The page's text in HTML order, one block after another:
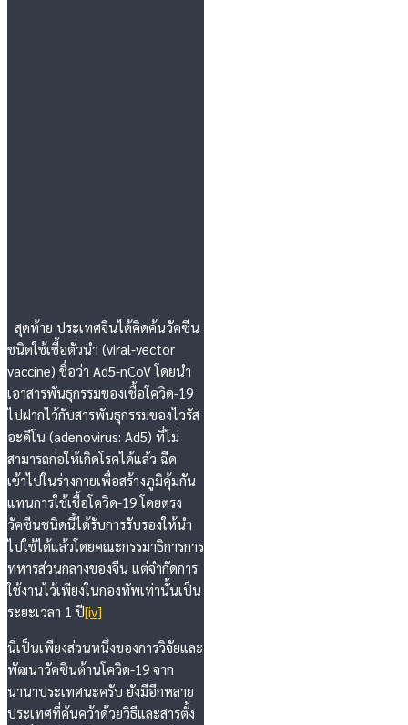
สุดท้าย ประเทศจีนได้คิดค้นวัคซีน
ชนิดใช้เชื้อตัวนำ (viral-vector
vaccine) ชื่อว่า Ad5-nCoV โดยนำ
เอาสารพันธุกรรมของเชื้อโควิด-19
ไปฝากไว้กับสารพันธุกรรมของไวรัส
อะดีโน (adenovirus: Ad5) ที่ไม่
สามารถก่อให้เกิดโรคได้แล้ว ฉีด
เข้าไปในร่างกายเพื่อสร้างภูมิคุ้มกัน
แทนการใช้เชื้อโควิด-19 โดยตรง
วัคซีนชนิดนี้ได้รับการรับรองให้นำ
ไปใช้ได้แล้วโดยคณะกรรมาธิการการ
ทหารส่วนกลางของจีน แต่จำกัดการ
ใช้งานไว้เพียงในกองทัพเท่านั้นเป็น
ระยะเวลา 1 ปี[iv]
นี่เป็นเพียงส่วนหนึ่งของการวิจัยและ
พัฒนาวัคซีนต้านโควิด-19 จาก
นานาประเทศนะครับ ยังมีอีกหลาย
ประเทศที่ค้นคว้าด้วยวิธีและสารตั้ง